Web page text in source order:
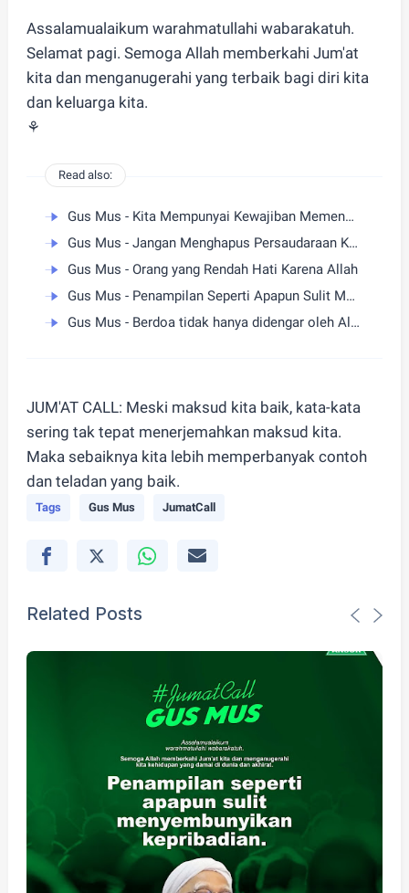
Assalamualaikum warahmatullahi wabarakatuh.
Selamat pagi. Semoga Allah memberkahi Jum'at
kita dan menganugerahi yang terbaik bagi diri kita
dan keluarga kita.
⚘
Read also:
Gus Mus - Kita Mempunyai Kewajiban Memenuhi Setiap Hak Orang
Gus Mus - Jangan Menghapus Persaudaraan Karena Kesalahan
Gus Mus - Orang yang Rendah Hati Karena Allah
Gus Mus - Penampilan Seperti Apapun Sulit Menyembunyikan Kepribadian
Gus Mus - Berdoa tidak hanya didengar oleh Allah
JUM'AT CALL: Meski maksud kita baik, kata-kata
sering tak tepat menerjemahkan maksud kita.
Maka sebaiknya kita lebih memperbanyak contoh
dan teladan yang baik.
Tags Gus Mus JumatCall
Related Posts